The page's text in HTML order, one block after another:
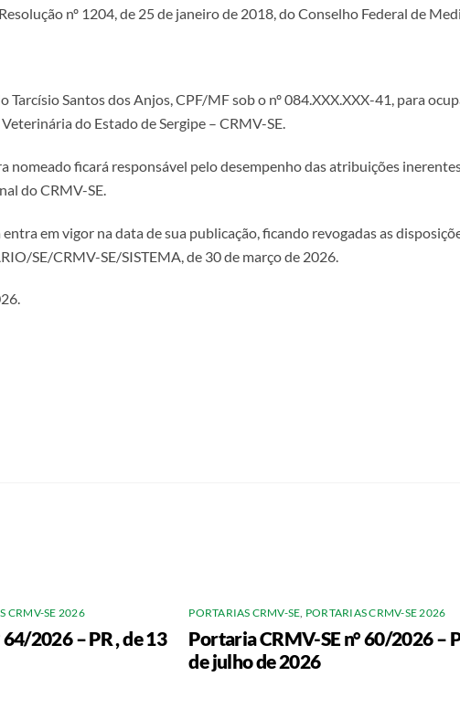
Resolução nº 1204, de 25 de janeiro de 2018, do Conselho Federal de
Tarcísio Santos dos Anjos, CPF/MF sob o nº 084.XXX.XXX-41, para
do Estado de Sergipe – CRMV-SE.
nomeado ficará responsável pelo desempenho das atribuições
do CRMV-SE.
em vigor na data de sua publicação, ficando revogadas as
SE/CRMV-SE/SISTEMA, de 30 de março de 2026.
CRMV-SE 2026
2026 – PR , de 13
PORTARIAS CRMV-SE PORTARIAS CRMV-SE 2026
Portaria CRMV-SE n° 60/2026 –
de julho de 2026